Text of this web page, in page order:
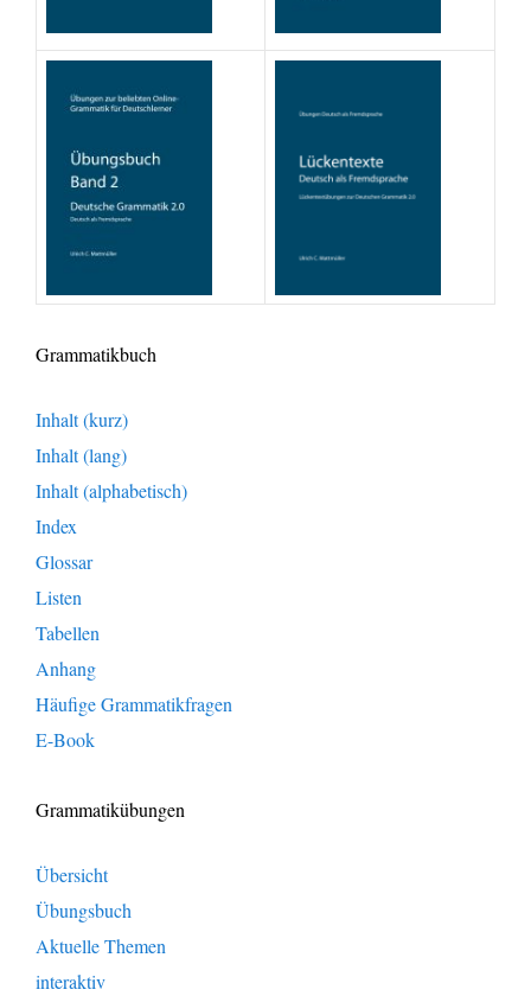
Grammatikbuch
Inhalt (kurz)
Inhalt (lang)
Inhalt (alphabetisch)
Index
Glossar
Listen
Tabellen
Anhang
Häufige Grammatikfragen
E-Book
Grammatikübungen
Übersicht
Übungsbuch
Aktuelle Themen
interaktiv